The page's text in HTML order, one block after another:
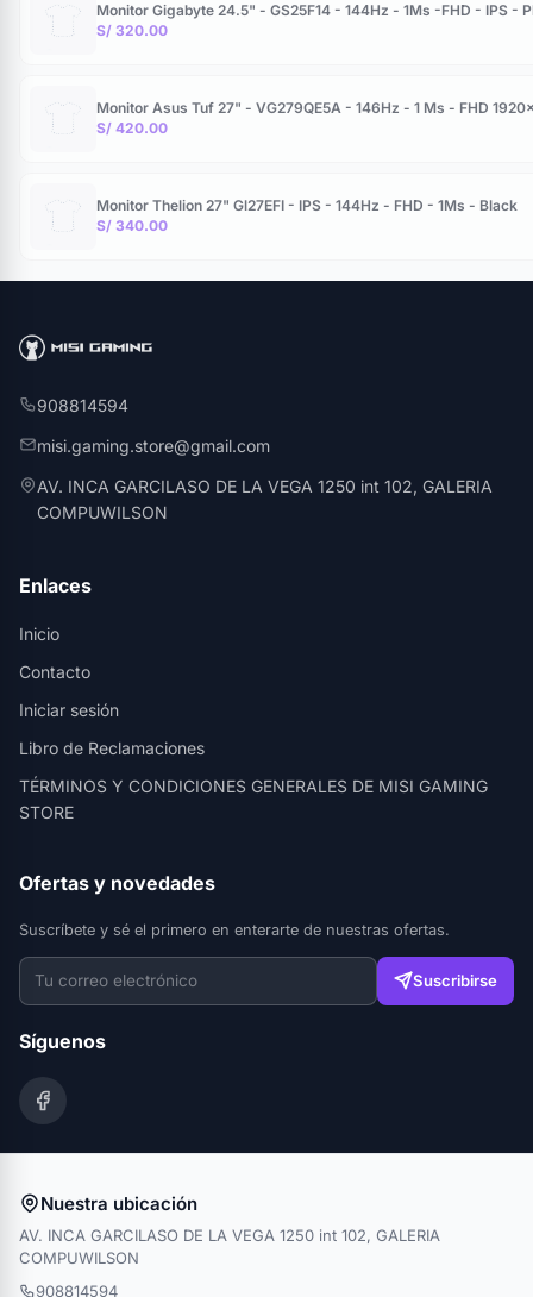
Monitor Gigabyte 24.5" - GS25F14 - 144Hz - 1Ms -FHD - IPS -
S/ 320.00
Monitor Asus Tuf 27" - VG279QE5A - 146Hz - 1 Ms - FHD
S/ 420.00
Monitor Thelion 27" Gl27EFI - IPS - 144Hz - FHD - 1Ms - Black
S/ 340.00
908814594
misi.gaming.store@gmail.com
AV. INCA GARCILASO DE LA VEGA 1250 int 102, GALERIA
COMPUWILSON
Enlaces
Inicio
Contacto
Iniciar sesión
Libro de Reclamaciones
TÉRMINOS Y CONDICIONES GENERALES DE MISI GAMING
STORE
Ofertas y novedades
Suscríbete y sé el primero en enterarte de nuestras ofertas.
Suscribirse
Síguenos
Nuestra ubicación
AV. INCA GARCILASO DE LA VEGA 1250 int 102, GALERIA
COMPUWILSON
908814594